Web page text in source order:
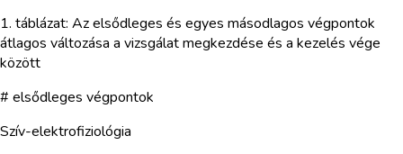
1. táblázat: Az elsődleges és egyes másodlagos végpontok
átlagos változása a vizsgálat megkezdése és a kezelés vége
között
# elsődleges végpontok
Szív-elektrofiziológia